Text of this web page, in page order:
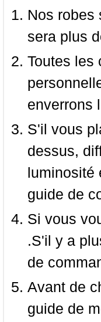
Nos robes
sera plus
Toutes les
enverrons
S'il vous
dessus,
luminosité
guide de
Si vous
.S'il y a
de
Avant de
guide de